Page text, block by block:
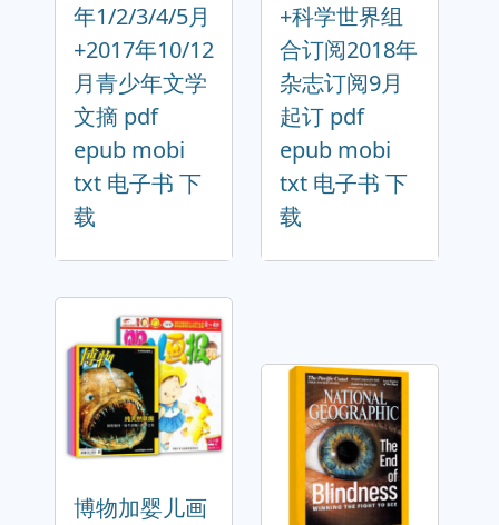
年1/2/3/4/5月
+2017年10/12
月青少年文学
文摘 pdf
epub mobi
txt 电子书 下
载
+科学世界组
合订阅2018年
杂志订阅9月
起订 pdf
epub mobi
txt 电子书 下
载
博物加婴儿画